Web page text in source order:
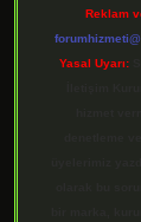
Reklam
Yasal Uyarı: